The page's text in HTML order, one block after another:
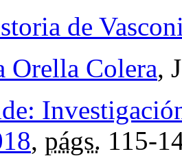
de
Orella Colera,
, págs. 115-